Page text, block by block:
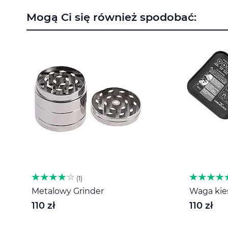
początek
galerii
Mogą Ci się również spodobać:
1
Metalowy Grinder
110 zł
Waga
110 zł